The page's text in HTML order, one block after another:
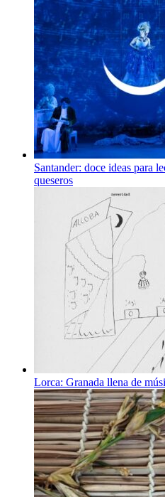
Santander: doce ideas para
queseros
Lorca: Granada llena de